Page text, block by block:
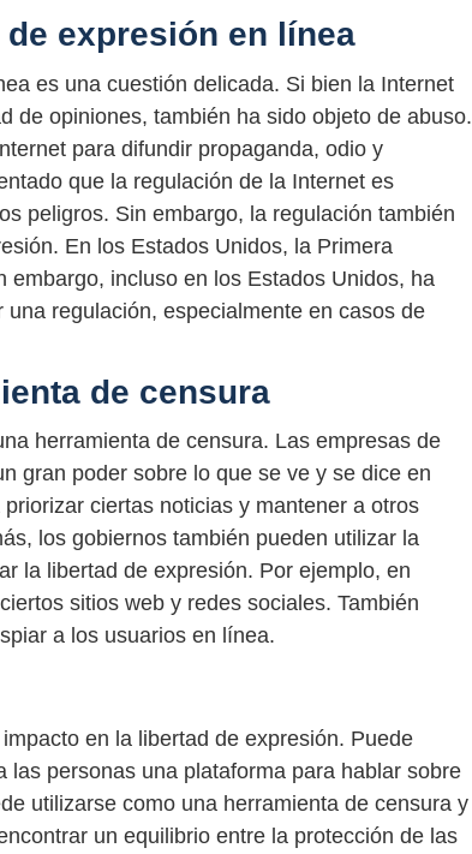
expresión en línea
es una cuestión delicada. Si bien la Internet
de opiniones, también ha sido objeto de abuso.
para difundir propaganda, odio y
que la regulación de la Internet es
peligros. Sin embargo, la regulación también
En los Estados Unidos, la Primera
incluso en los Estados Unidos, ha
regulación, especialmente en casos de
de censura
herramienta de censura. Las empresas de
gran poder sobre lo que se ve y se dice en
ciertas noticias y mantener a otros
los gobiernos también pueden utilizar la
la libertad de expresión. Por ejemplo, en
sitios web y redes sociales. También
a los usuarios en línea.
en la libertad de expresión. Puede
personas una plataforma para hablar sobre
utilizarse como una herramienta de censura y
un equilibrio entre la protección de las